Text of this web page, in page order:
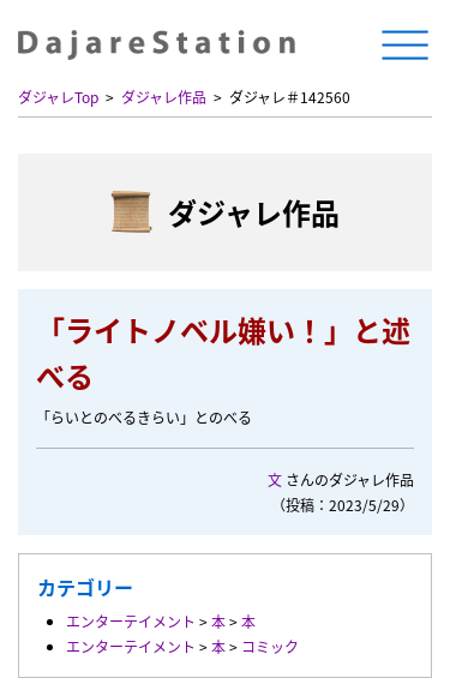
ダジャレTop ダジャレ作品 ダジャレ＃142560
ダジャレ作品
「ライトノベル嫌い！」と述
べる
「らいとのべるきらい」とのべる
文 さんのダジャレ作品
（投稿：2023/5/29）
カテゴリー
エンターテイメント >本>本
エンターテイメント >本> コミック